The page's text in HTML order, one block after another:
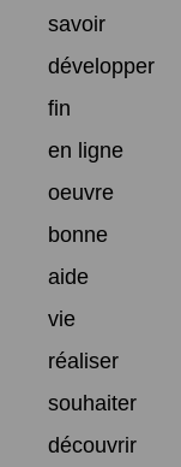
savoir
développer
fin
en ligne
oeuvre
bonne
aide
vie
réaliser
souhaiter
découvrir